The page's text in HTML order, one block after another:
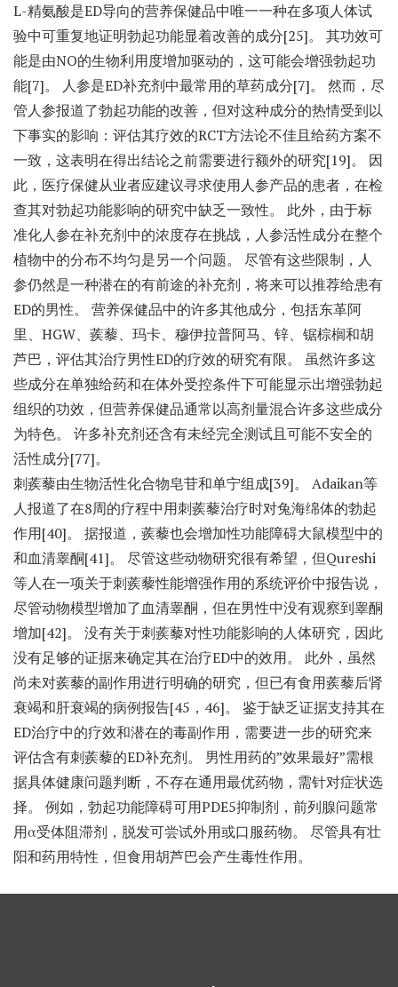
L-精氨酸是ED导向的营养保健品中唯一一种在多项人体试
验中可重复地证明勃起功能显着改善的成分[25]。 其功效可
能是由NO的生物利用度增加驱动的，这可能会增强勃起功
能[7]。 人参是ED补充剂中最常用的草药成分[7]。 然而，尽
管人参报道了勃起功能的改善，但对这种成分的热情受到以
下事实的影响：评估其疗效的RCT方法论不佳且给药方案不
一致，这表明在得出结论之前需要进行额外的研究[19]。 因
此，医疗保健从业者应建议寻求使用人参产品的患者，在检
查其对勃起功能影响的研究中缺乏一致性。 此外，由于标
准化人参在补充剂中的浓度存在挑战，人参活性成分在整个
植物中的分布不均匀是另一个问题。 尽管有这些限制，人
参仍然是一种潜在的有前途的补充剂，将来可以推荐给患有
ED的男性。 营养保健品中的许多其他成分，包括东革阿
里、HGW、蒺藜、玛卡、穆伊拉普阿马、锌、锯棕榈和胡
芦巴，评估其治疗男性ED的疗效的研究有限。 虽然许多这
些成分在单独给药和在体外受控条件下可能显示出增强勃起
组织的功效，但营养保健品通常以高剂量混合许多这些成分
为特色。 许多补充剂还含有未经完全测试且可能不安全的
活性成分[77]。
刺蒺藜由生物活性化合物皂苷和单宁组成[39]。 Adaikan等
人报道了在8周的疗程中用刺蒺藜治疗时对兔海绵体的勃起
作用[40]。 据报道，蒺藜也会增加性功能障碍大鼠模型中的
和血清睾酮[41]。 尽管这些动物研究很有希望，但Qureshi
等人在一项关于刺蒺藜性能增强作用的系统评价中报告说，
尽管动物模型增加了血清睾酮，但在男性中没有观察到睾酮
增加[42]。 没有关于刺蒺藜对性功能影响的人体研究，因此
没有足够的证据来确定其在治疗ED中的效用。 此外，虽然
尚未对蒺藜的副作用进行明确的研究，但已有食用蒺藜后肾
衰竭和肝衰竭的病例报告[45，46]。 鉴于缺乏证据支持其在
ED治疗中的疗效和潜在的毒副作用，需要进一步的研究来
评估含有刺蒺藜的ED补充剂。 男性用药的”效果最好”需根
据具体健康问题判断，不存在通用最优药物，需针对症状选
择。 例如，勃起功能障碍可用PDE5抑制剂，前列腺问题常
用α受体阻滞剂，脱发可尝试外用或口服药物。 尽管具有壮
阳和药用特性，但食用胡芦巴会产生毒性作用。